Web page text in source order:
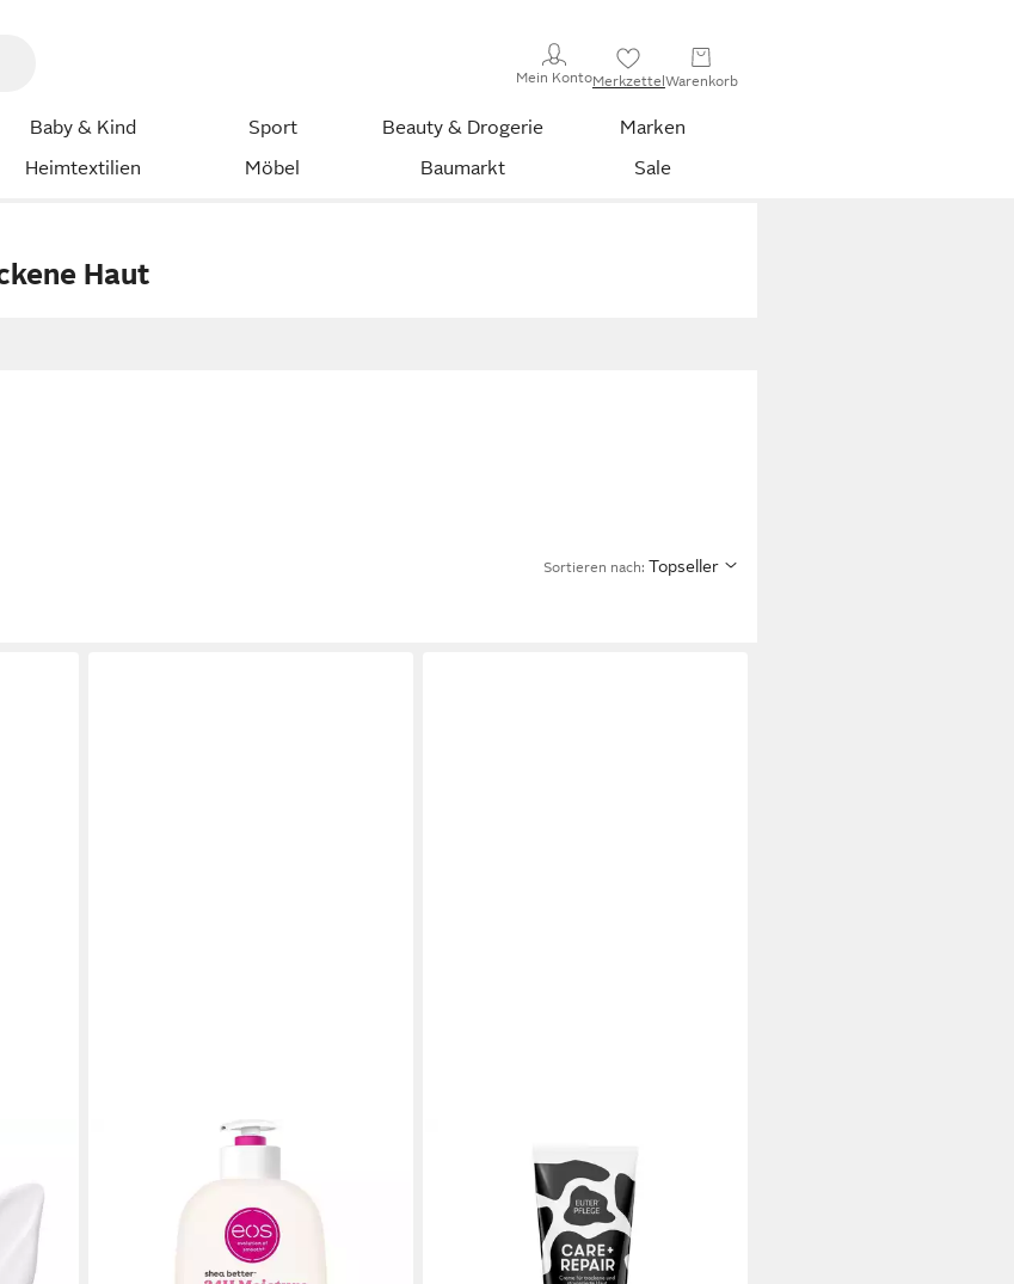
Mein KontoMerkzettelWarenkorb
Baby & Kind Sport Beauty & Drogerie
Marken
Heimtextilien Möbel Baumarkt Sale
Haut
Sortieren nach: Topseller